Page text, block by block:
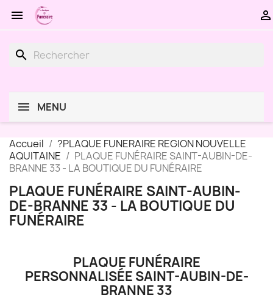
 
search
MENU
Accueil
?PLAQUE FUNERAIRE REGION NOUVELLE
AQUITAINE
PLAQUE FUNÉRAIRE SAINT-AUBIN-DE-
BRANNE 33 - LA BOUTIQUE DU FUNÉRAIRE
PLAQUE FUNÉRAIRE SAINT-AUBIN-
DE-BRANNE 33 - LA BOUTIQUE DU
FUNÉRAIRE
PLAQUE FUNÉRAIRE
PERSONNALISÉE SAINT-AUBIN-DE-
BRANNE 33